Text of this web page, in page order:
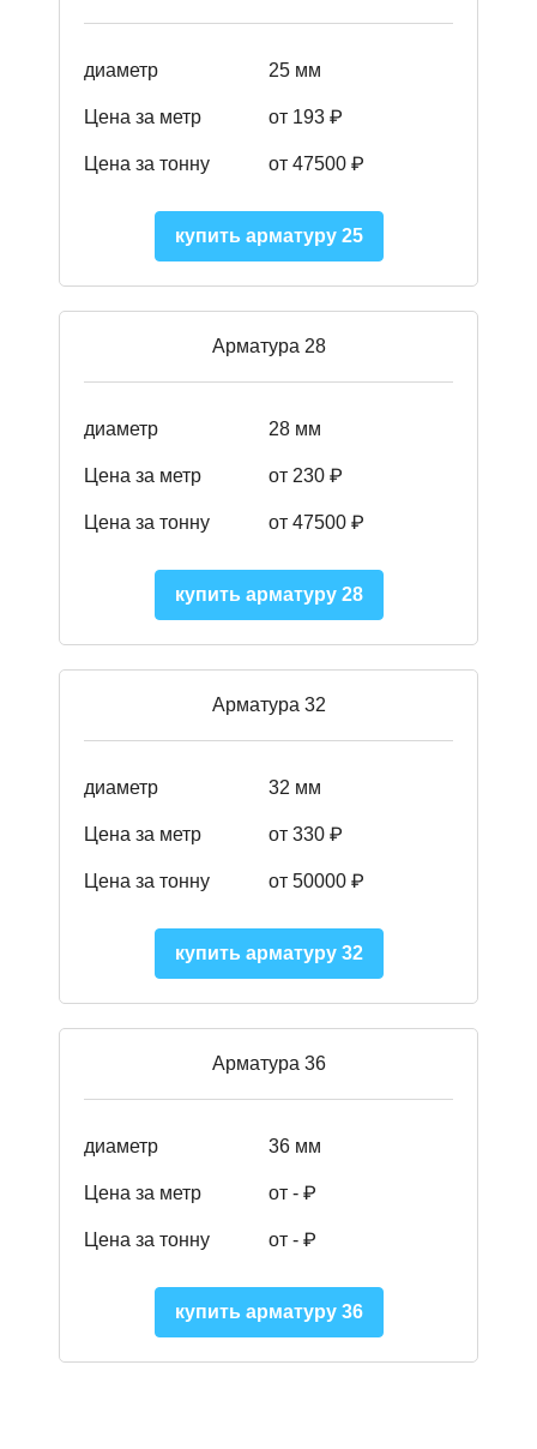
диаметр 25 мм
Цена за метр от 193 ₽
Цена за тонну от 47500 ₽
купить арматуру 25
Арматура 28
диаметр 28 мм
Цена за метр от 230 ₽
Цена за тонну от 47500 ₽
купить арматуру 28
Арматура 32
диаметр 32 мм
Цена за метр от 330 ₽
Цена за тонну от 50000 ₽
купить арматуру 32
Арматура 36
диаметр 36 мм
Цена за метр от - ₽
Цена за тонну от - ₽
купить арматуру 36